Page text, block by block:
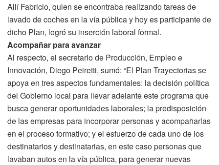
Allí Fabricio, quien se encontraba realizando tareas de
lavado de coches en la vía pública y hoy es participante de
dicho Plan, logró su inserción laboral formal.
Acompañar para avanzar
Al respecto, el secretario de Producción, Empleo e
Innovación, Diego Peiretti, sumó: “El Plan Trayectorias se
apoya en tres aspectos fundamentales: la decisión política
del Gobierno local para llevar adelante este programa que
busca generar oportunidades laborales; la predisposición
de las empresas para incorporar personas y acompañarlas
en el proceso formativo; y el esfuerzo de cada uno de los
destinatarios y destinatarias, en este caso personas que
lavaban autos en la vía pública, para generar nuevas